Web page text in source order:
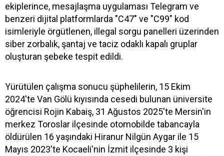
ekiplerince, mesajlaşma uygulaması Telegram ve
benzeri dijital platformlarda "C47" ve "C99" kod
isimleriyle örgütlenen, illegal sorgu panelleri üzerinden
siber zorbalık, şantaj ve taciz odaklı kapalı gruplar
oluşturan şebeke tespit edildi.
Yürütülen çalışma sonucu şüphelilerin, 15 Ekim
2024'te Van Gölü kıyısında cesedi bulunan üniversite
öğrencisi Rojin Kabaiş, 31 Ağustos 2025'te Mersin'in
merkez Toroslar ilçesinde otomobilde tabancayla
öldürülen 16 yaşındaki Hiranur Nilgün Aygar ile 15
Mayıs 2023'te Kocaeli'nin İzmit ilçesinde 3 kişi